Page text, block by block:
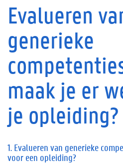
Op
deze
pagina
1
E
a
e
n
Evalueren
generieke
maak je er
je opleiding?
1. Evalueren van generieke
voor een opleiding?